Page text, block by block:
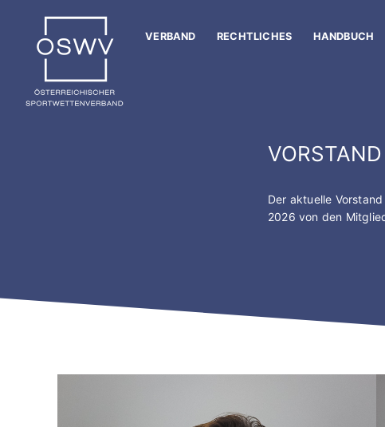
springen
VERBAND RECHTLICHES HANDBUCH
Der aktuelle
2026 von den